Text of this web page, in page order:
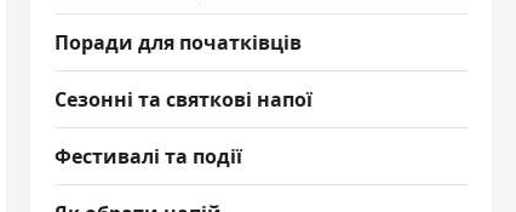
Поради для початківців
Сезонні та святкові напої
Фестивалі та події